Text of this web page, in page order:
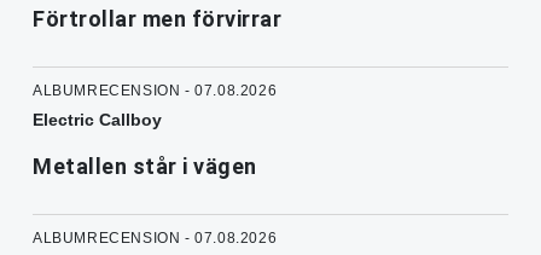
Förtrollar men förvirrar
ALBUMRECENSION - 07.08.2026
Electric Callboy
Metallen står i vägen
ALBUMRECENSION - 07.08.2026